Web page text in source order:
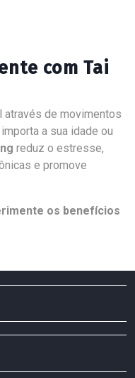
com Tai
através de movimentos
a sua idade ou
reduz o estresse,
e promove
os benefícios